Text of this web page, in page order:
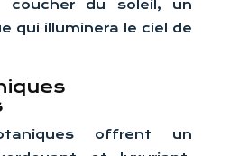
coucher du soleil, un
qui illuminera le ciel de
offrent un